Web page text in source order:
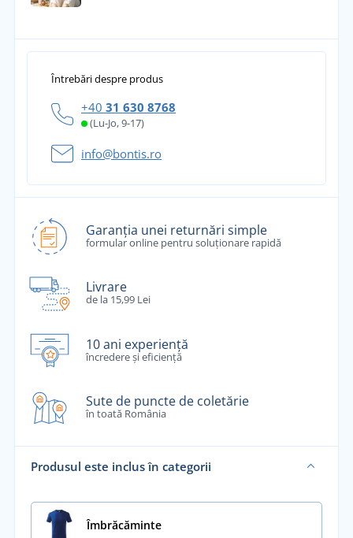
Întrebări despre produs
+40 31 630 8768
(Lu-Jo, 9-17)
info@bontis.ro
Garanția unei returnări simple
formular online pentru soluționare rapidă
Livrare
de la 15,99 Lei
10 ani experiență
încredere și eficiență
Sute de puncte de coletărie
în toată România
Produsul este inclus în categorii
Îmbrăcăminte